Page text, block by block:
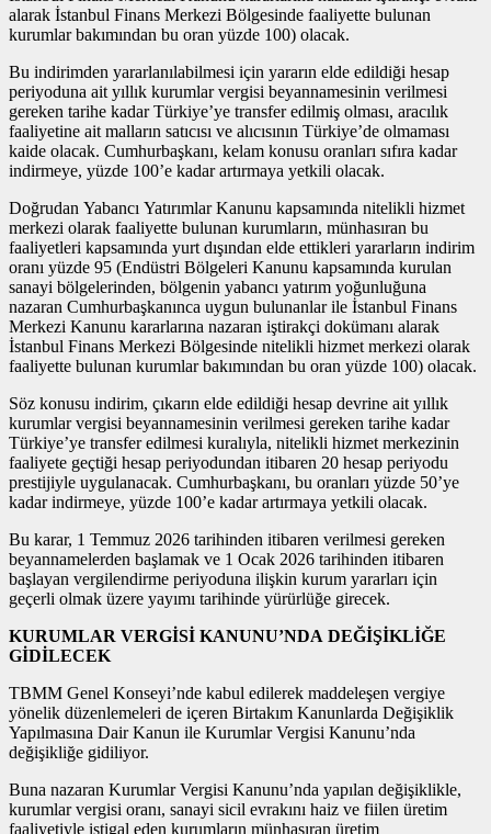
alarak İstanbul Finans Merkezi Bölgesinde faaliyette bulunan
kurumlar bakımından bu oran yüzde 100) olacak.
Bu indirimden yararlanılabilmesi için yararın elde edildiği hesap
periyoduna ait yıllık kurumlar vergisi beyannamesinin verilmesi
gereken tarihe kadar Türkiye’ye transfer edilmiş olması, aracılık
faaliyetine ait malların satıcısı ve alıcısının Türkiye’de olmaması
kaide olacak. Cumhurbaşkanı, kelam konusu oranları sıfıra kadar
indirmeye, yüzde 100’e kadar artırmaya yetkili olacak.
Doğrudan Yabancı Yatırımlar Kanunu kapsamında nitelikli hizmet
merkezi olarak faaliyette bulunan kurumların, münhasıran bu
faaliyetleri kapsamında yurt dışından elde ettikleri yararların indirim
oranı yüzde 95 (Endüstri Bölgeleri Kanunu kapsamında kurulan
sanayi bölgelerinden, bölgenin yabancı yatırım yoğunluğuna
nazaran Cumhurbaşkanınca uygun bulunanlar ile İstanbul Finans
Merkezi Kanunu kararlarına nazaran iştirakçi dokümanı alarak
İstanbul Finans Merkezi Bölgesinde nitelikli hizmet merkezi olarak
faaliyette bulunan kurumlar bakımından bu oran yüzde 100) olacak.
Söz konusu indirim, çıkarın elde edildiği hesap devrine ait yıllık
kurumlar vergisi beyannamesinin verilmesi gereken tarihe kadar
Türkiye’ye transfer edilmesi kuralıyla, nitelikli hizmet merkezinin
faaliyete geçtiği hesap periyodundan itibaren 20 hesap periyodu
prestijiyle uygulanacak. Cumhurbaşkanı, bu oranları yüzde 50’ye
kadar indirmeye, yüzde 100’e kadar artırmaya yetkili olacak.
Bu karar, 1 Temmuz 2026 tarihinden itibaren verilmesi gereken
beyannamelerden başlamak ve 1 Ocak 2026 tarihinden itibaren
başlayan vergilendirme periyoduna ilişkin kurum yararları için
geçerli olmak üzere yayımı tarihinde yürürlüğe girecek.
KURUMLAR VERGİSİ KANUNU’NDA DEĞİŞİKLİĞE
GİDİLECEK
TBMM Genel Konseyi’nde kabul edilerek maddeleşen vergiye
yönelik düzenlemeleri de içeren Birtakım Kanunlarda Değişiklik
Yapılmasına Dair Kanun ile Kurumlar Vergisi Kanunu’nda
değişikliğe gidiliyor.
Buna nazaran Kurumlar Vergisi Kanunu’nda yapılan değişiklikle,
kurumlar vergisi oranı, sanayi sicil evrakını haiz ve fiilen üretim
faaliyetiyle iştigal eden kurumların münhasıran üretim